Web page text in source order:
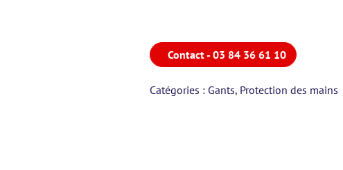
Contact - 03 84 36 61 10
Catégories : Gants, Protection des mains